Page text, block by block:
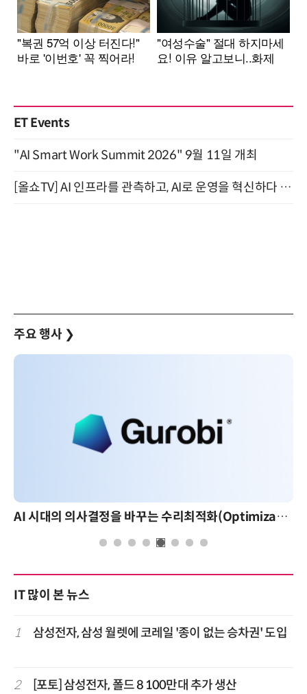
ET Events
"AI Smart Work Summit 2026" 9월 11일 개최
[올쇼TV] AI 인프라를 관측하고, AI로 운영을 혁신하다 (8월 11일 생방송)
주요 행사 ❯
AI 시대의 의사결정을 바꾸는 수리최적화(Optimization): 실제 산업 적용 사례와 활용 전략
IT 많이 본 뉴스
1 삼성전자, 삼성 월렛에 코레일 '종이 없는 승차권' 도입
2 [포토] 삼성전자, 폴드 8 100만대 추가 생산